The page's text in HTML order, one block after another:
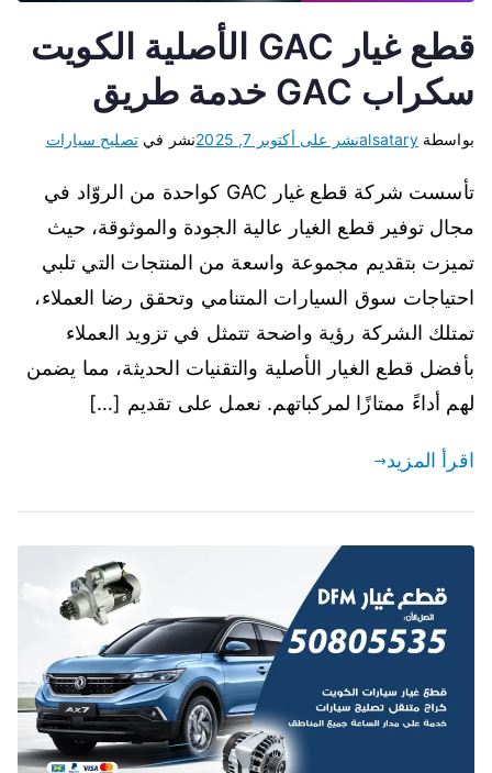
قطع غيار GAC الأصلية الكويت
سكراب GAC خدمة طريق
بواسطةalsataryنشر على أكتوبر 7, 2025 نشر في تصليح سيارات
تأسست شركة قطع غيار GAC كواحدة من الروّاد في
مجال توفير قطع الغيار عالية الجودة والموثوقة، حيث
تميزت بتقديم مجموعة واسعة من المنتجات التي تلبي
احتياجات سوق السيارات المتنامي وتحقق رضا العملاء،
تمتلك الشركة رؤية واضحة تتمثل في تزويد العملاء
بأفضل قطع الغيار الأصلية والتقنيات الحديثة، مما يضمن
لهم أداءً ممتازًا لمركباتهم. نعمل على تقديم […]
اقرأ المزيد